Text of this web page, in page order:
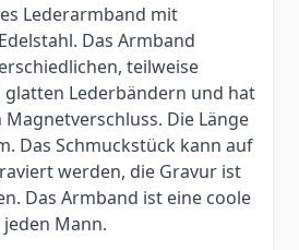
Lederarmband mit
Das Armband
teilweise
Lederbändern und hat
Die Länge
Das Schmuckstück kann auf
werden, die Gravur ist
Das Armband ist eine coole
Mann.